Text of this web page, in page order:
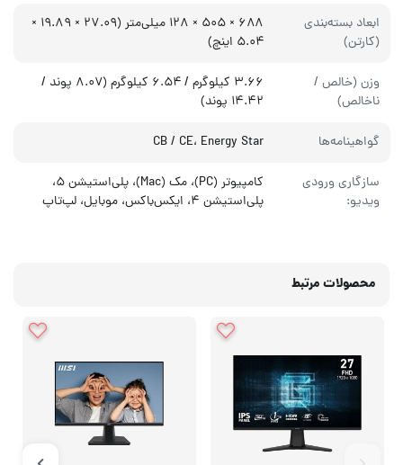
ابعاد بسته‌بندی
(کارتن)
۶۸۸ × ۵۰۵ × ۱۲۸ میلی‌متر (۲۷.۰۹ × ۱۹.۸۹ ×
۵.۰۴ اینچ)
وزن (خالص /
ناخالص)
۳.۶۶ کیلوگرم / ۶.۵۴ کیلوگرم (۸.۰۷ پوند /
۱۴.۴۲ پوند)
گواهینامه‌ها CB / CE، Energy Star
سازگاری ورودی
ویدیو:
کامپیوتر (PC)، مک (Mac)، پلی‌استیشن ۵،
پلی‌استیشن ۴، ایکس‌باکس، موبایل، لپ‌تاپ
محصولات مرتبط